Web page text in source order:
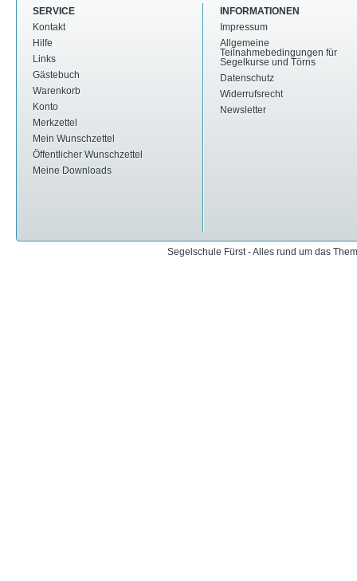
SERVICE
Kontakt
Hilfe
Links
Gästebuch
Warenkorb
Konto
Merkzettel
Mein Wunschzettel
Öffentlicher Wunschzettel
Meine Downloads
INFORMATIONEN
Impressum
Allgemeine
Teilnahmebedingungen für
Segelkurse und Törns
Datenschutz
Widerrufsrecht
Newsletter
Segelschule Fürst - Alles rund um das